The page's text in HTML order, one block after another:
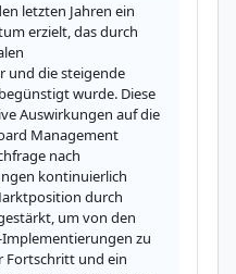
letzten Jahren ein
erzielt, das durch
und die steigende
wurde. Diese
Auswirkungen auf die
Management
nach
kontinuierlich
durch
um von den
Implementierungen zu
Fortschritt und ein